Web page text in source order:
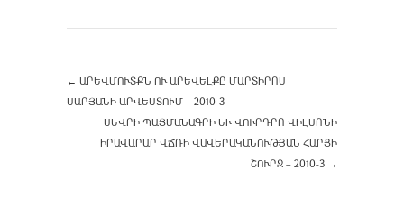
← ԱՐԵՎՄՈՒՏՔՆ ՈՒ ԱՐԵՎԵԼՔԸ ՄԱՐՏԻՐՈՍ
ՍԱՐՅԱՆԻ ԱՐՎԵՍՏՈՒՄ – 2010-3
ՍԵՎՐԻ ՊԱՅՄԱՆԱԳՐԻ ԵՒ ՎՈՒՐԴՐՈ ՎԻԼՍՈՆԻ
ԻՐԱՎԱՐԱՐ ՎՃՌԻ ՎԱՎԵՐԱԿԱՆՈՒԹՅԱՆ ՀԱՐՑԻ
ՇՈՒՐՋ – 2010-3 →